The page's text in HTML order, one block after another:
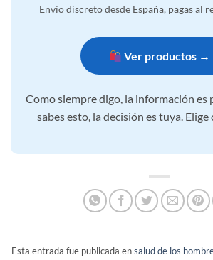
Envío discreto desde España, pagas al
Ver productos →
Como siempre digo, la información es
sabes esto, la decisión es tuya. Elige
Esta entrada fue publicada ensalud de los